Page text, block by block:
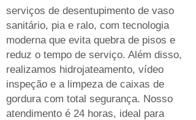
serviços de desentupimento de vaso
sanitário, pia e ralo, com tecnologia
moderna que evita quebra de pisos e
reduz o tempo de serviço. Além disso,
realizamos hidrojateamento, vídeo
inspeção e a limpeza de caixas de
gordura com total segurança. Nosso
atendimento é 24 horas, ideal para